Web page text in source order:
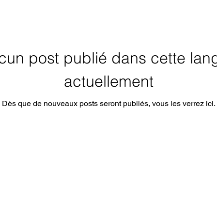
post publié dans cette
actuellement
Dès que de nouveaux posts seront publiés, vous les verrez ici.